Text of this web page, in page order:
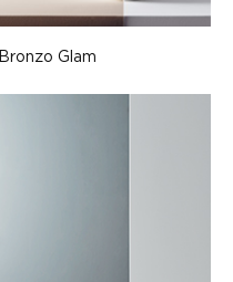
Bronzo Glam